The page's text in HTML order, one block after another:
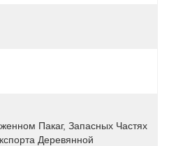
Пакаг, Запасных Частях
Деревянной